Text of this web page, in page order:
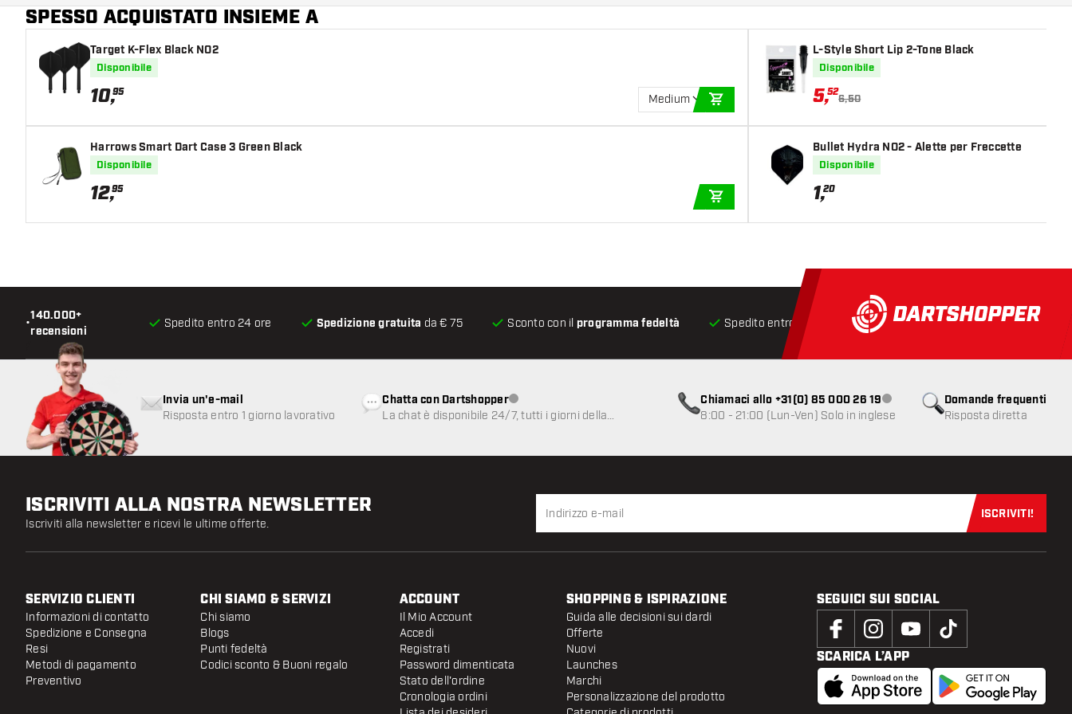
Colore del barrel
Forma della punta del barrel
Zona di presa del barrel
Peso delle freccette
Larghezza del barrel (MM)
Lunghezza del barrel (MM)
SPESSO ACQUISTATO INSIEME A
Target K-Flex Black NO2
Disponibile
10,95
Medium
AGGIUNGI AL CARRELLO
Harrows Smart Dart Case 3 Green Black
Disponibile
12,95
AGGIUNGI AL CARRELLO
L-Style Short Lip 2-Tone Black
Disponibile
5,52
6,50
Bullet Hydra NO2 - Alette per Freccette
Disponibile
1,20
•
140.000+
recensioni
Spedito entro 24 ore Spedizione gratuita da € 75 Sconto con il programma fedeltà Spedito entro 24 ore Spedizione gratuitada € 75
Domande frequenti
Risposta diretta
Invia un'e-mail
Risposta entro 1 giorno lavorativo
Chatta con DartshopperServizio clienti non disponibile
La chat è disponibile 24/7, tutti i giorni della
Chiamaci allo +31(0) 85 000 26 19Servizio clienti non disponibile
8:00 - 21:00 (Lun-Ven) Solo in inglese
ISCRIVITI ALLA NOSTRA NEWSLETTER
Iscriviti alla newsletter e ricevi le ultime offerte.
Iscriviti
ISCRIVITI!
SERVIZIO CLIENTI
Informazioni di contatto
Spedizione e Consegna
Resi
Metodi di pagamento
Preventivo
CHI SIAMO & SERVIZI
Chi siamo
Blogs
Punti fedeltà
Codici sconto & Buoni regalo
ACCOUNT
Il Mio Account
Accedi
Registrati
Password dimenticata
Stato dell'ordine
Cronologia ordini
SHOPPING & ISPIRAZIONE
Guida alle decisioni sui dardi
Offerte
Nuovi
Launches
Marchi
Personalizzazione del prodotto
SEGUICI SUI SOCIAL
SCARICA L’APP